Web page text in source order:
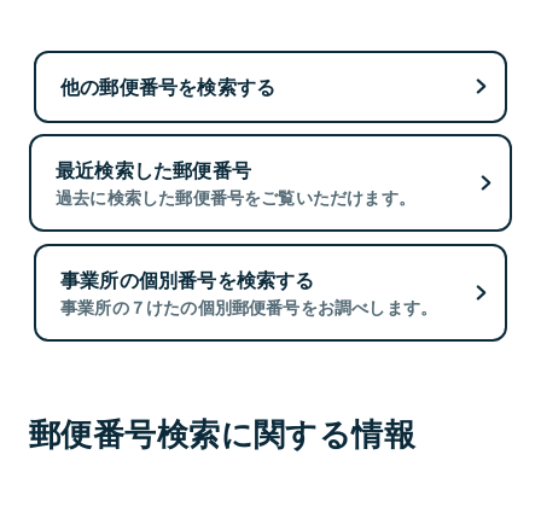
他の郵便番号を検索する
最近検索した郵便番号
過去に検索した郵便番号をご覧いただけます。
事業所の個別番号を検索する
事業所の７けたの個別郵便番号をお調べします。
郵便番号検索に関する情報